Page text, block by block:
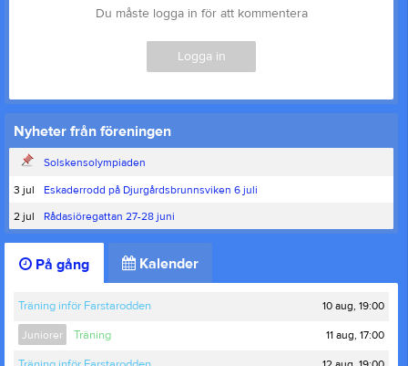
Du måste logga in för att kommentera
Logga in
Nyheter från föreningen
Solskensolympiaden
3 jul
Eskaderrodd på Djurgårdsbrunnsviken 6 juli
2 jul
Rådasiöregattan 27-28 juni
På gång Kalender
Träning inför Farstarodden 10 aug, 19:00
Juniorer Träning 11 aug, 17:00